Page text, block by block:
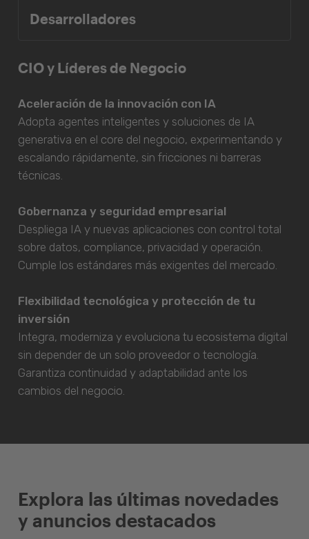
Desarrolladores
CIO y Líderes de Negocio
Aceleración de la innovación con IA
Adopta agentes inteligentes y soluciones de IA
generativa en el core del negocio, experimentando y
escalando rápidamente, sin fricciones ni barreras
técnicas.
Gobernanza y seguridad empresarial
Despliega IA y nuevas aplicaciones con control total
sobre datos, compliance, privacidad y operación.
Cumple los estándares más exigentes del mercado.
Flexibilidad tecnológica y protección de tu
inversión
Integra, moderniza y evoluciona tu ecosistema digital
sin depender de un solo proveedor o tecnología.
Garantiza continuidad y adaptabilidad ante los
cambios del negocio.
Explora las últimas novedades
y anuncios destacados